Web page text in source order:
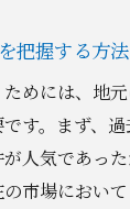
却タイミング
実現するため
化するテクニ
とその秘訣
把握する方法
めには、地
す。まず、
人気であっ
市場におい